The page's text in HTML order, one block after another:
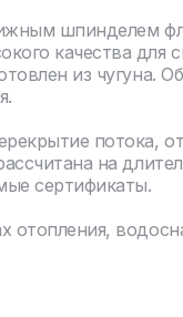
шпинделем
качества для
из чугуна.
на
сертификаты.
отопления,